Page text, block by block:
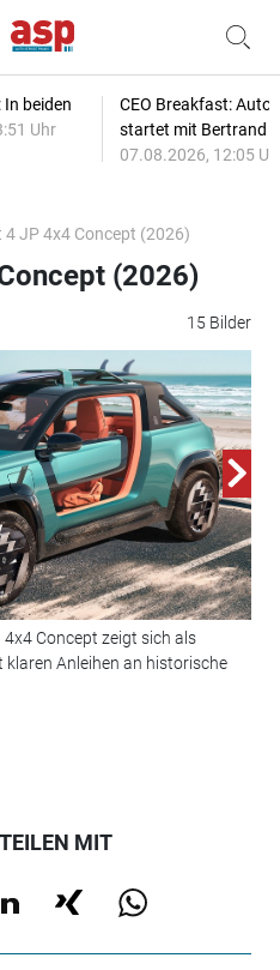
beiden
Uhr
CEO Breakfast:
startet mit Bertrand
07.08.2026, 12:05
4 JP 4x4 Concept (2026)
15 Bilder
(2026)
4x4 Concept zeigt sich als
Anleihen an historische
MIT